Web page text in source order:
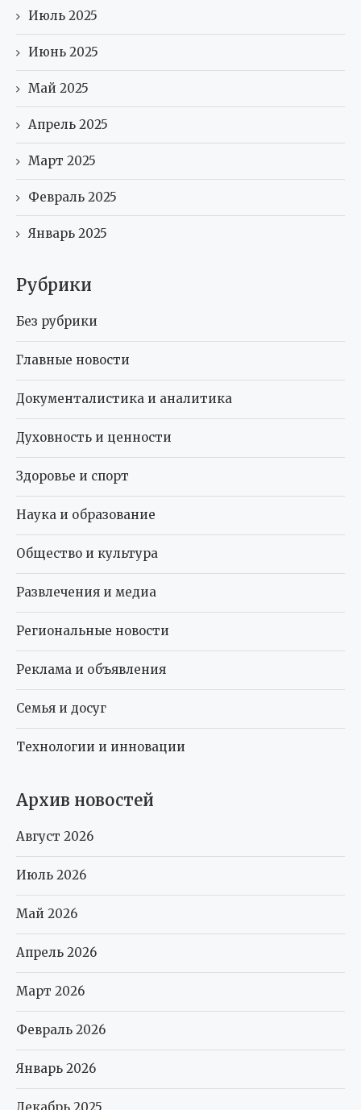
Июль 2025
Июнь 2025
Май 2025
Апрель 2025
Март 2025
Февраль 2025
Январь 2025
Рубрики
Без рубрики
Главные новости
Документалистика и аналитика
Духовность и ценности
Здоровье и спорт
Наука и образование
Общество и культура
Развлечения и медиа
Региональные новости
Реклама и объявления
Семья и досуг
Технологии и инновации
Архив новостей
Август 2026
Июль 2026
Май 2026
Апрель 2026
Март 2026
Февраль 2026
Январь 2026